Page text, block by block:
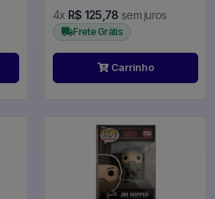
4x R$ 125,78 sem juros
Frete Grátis
Carrinho